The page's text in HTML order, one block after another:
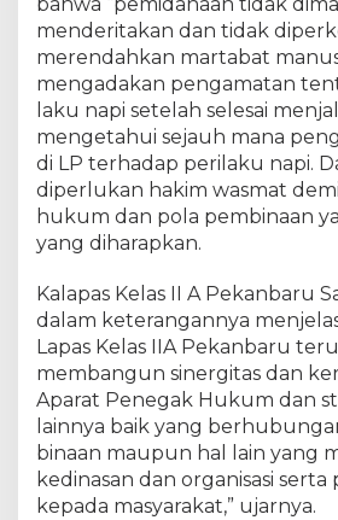
r
i
m
a
K
u
n
j
n
n
H
a
k
m
W
menderitakan dan tidak
merendahkan martabat
mengadakan pengamatan
laku napi setelah selesai
mengetahui sejauh mana
di LP terhadap perilaku napi.
diperlukan hakim wasmat
hukum dan pola pembinaan
yang diharapkan.
Kalapas Kelas II A Pekanbaru
dalam keterangannya
Lapas Kelas IIA Pekanbaru
membangun sinergitas dan
Aparat Penegak Hukum dan
lainnya baik yang
binaan maupun hal lain yang
kedinasan dan organisasi serta
kepada masyarakat,” ujarnya.